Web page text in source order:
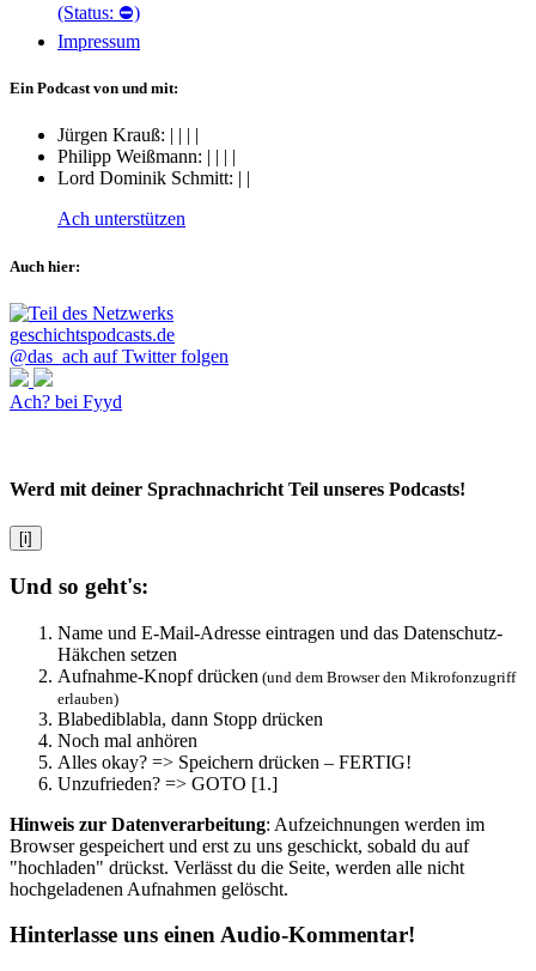
(Status: ⛔)
Impressum
Ein Podcast von und mit:
Jürgen Krauß: | | | |
Philipp Weißmann: | | | |
Lord Dominik Schmitt: | |
Ach unterstützen
Auch hier:
@das_ach auf Twitter folgen
Ach? bei Fyyd
Werd mit deiner Sprachnachricht Teil unseres Podcasts!
[i]
Und so geht's:
Name und E-Mail-Adresse eintragen und das Datenschutz-
Häkchen setzen
Aufnahme-Knopf drücken (und dem Browser den Mikrofonzugriff
erlauben)
Blabediblabla, dann Stopp drücken
Noch mal anhören
Alles okay? => Speichern drücken – FERTIG!
Unzufrieden? => GOTO [1.]
Hinweis zur Datenverarbeitung: Aufzeichnungen werden im
Browser gespeichert und erst zu uns geschickt, sobald du auf
"hochladen" drückst. Verlässt du die Seite, werden alle nicht
hochgeladenen Aufnahmen gelöscht.
Hinterlasse uns einen Audio-Kommentar!